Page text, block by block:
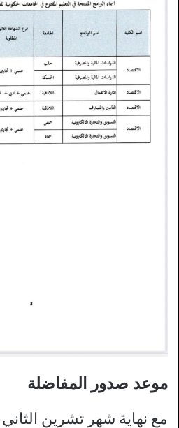
موعد صدور المفاضلة
مع نهاية شهر تشرين